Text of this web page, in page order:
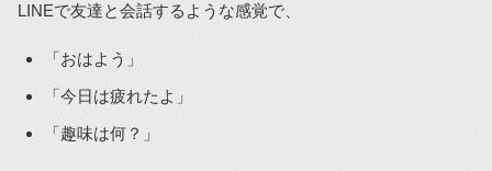
LINEで友達と会話するような感覚で、
「おはよう」
「今日は疲れたよ」
「趣味は何？」